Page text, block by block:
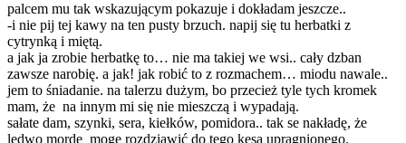
palcem mu tak wskazującym pokazuje i dokładam jeszcze..
-i nie pij tej kawy na ten pusty brzuch. napij się tu herbatki z
cytrynką i miętą.
a jak ja zrobie herbatkę to… nie ma takiej we wsi.. cały dzban
zawsze narobię. a jak! jak robić to z rozmachem… miodu nawale..
jem to śniadanie. na talerzu dużym, bo przecież tyle tych kromek
mam, że na innym mi się nie mieszczą i wypadają.
sałate dam, szynki, sera, kiełków, pomidora.. tak se nakładę, że
ledwo morde mogę rozdziawić do tego kęsa upragnionego.